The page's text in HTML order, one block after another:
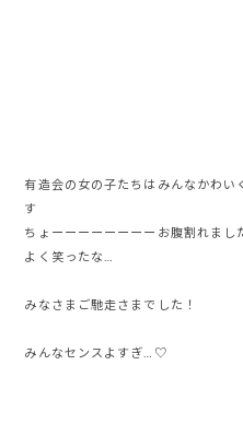
有造会の女の子たちはみんなかわい
す
ちょーーーーーーーーお腹割れまし
よく笑ったな…
みなさまご馳走さまでした！
みんなセンスよすぎ…♡